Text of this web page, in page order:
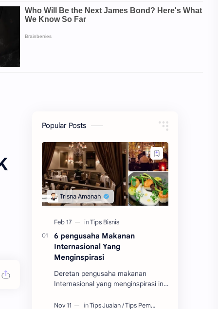
Popular Posts
6 pengusaha Makanan
Internasional Yang
Menginspirasi
Deretan pengusaha makanan
Internasional yang menginspirasi ini
bahwa tidak ada yang tidak mungkin